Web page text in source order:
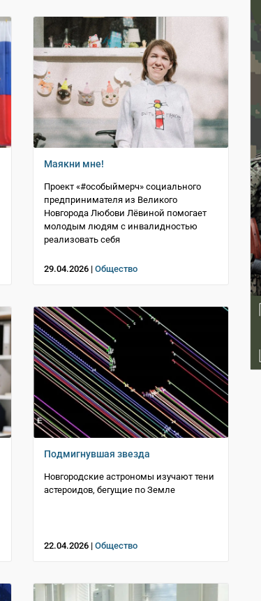
Маякни мне!
Проект «#особыймерч» социального
предпринимателя из Великого
Новгорода Любови Лёвиной помогает
молодым людям с инвалидностью
реализовать себя
29.04.2026 | Общество
Подмигнувшая звезда
Новгородские астрономы изучают тени
астероидов, бегущие по Земле
22.04.2026 | Общество